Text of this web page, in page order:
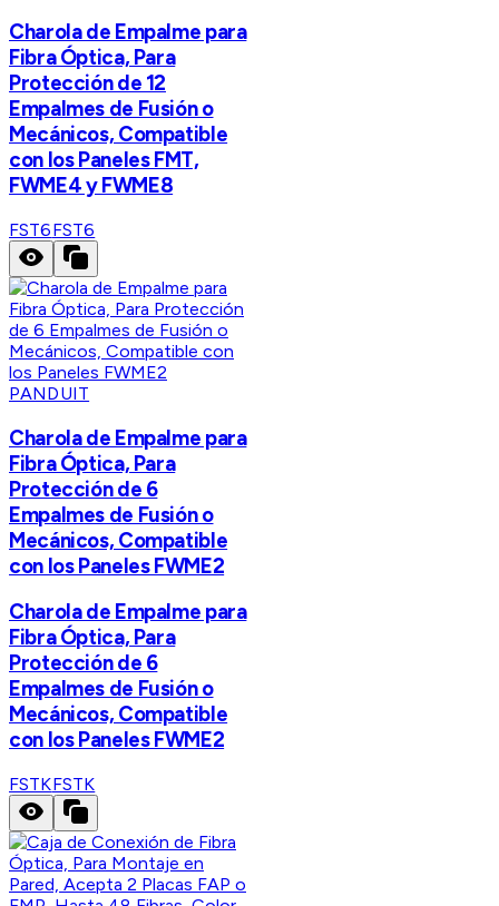
Charola de Empalme para
Fibra Óptica, Para
Protección de 12
Empalmes de Fusión o
Mecánicos, Compatible
con los Paneles FMT,
FWME4 y FWME8
FST6FST6
PANDUIT
Charola de Empalme para
Fibra Óptica, Para
Protección de 6
Empalmes de Fusión o
Mecánicos, Compatible
con los Paneles FWME2
Charola de Empalme para
Fibra Óptica, Para
Protección de 6
Empalmes de Fusión o
Mecánicos, Compatible
con los Paneles FWME2
FSTKFSTK